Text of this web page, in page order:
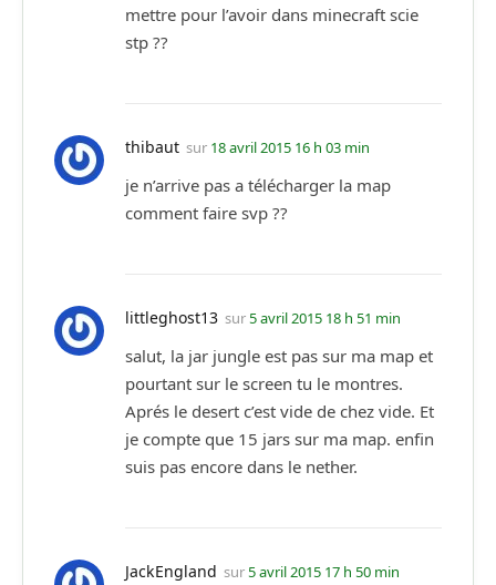
mettre pour l’avoir dans minecraft scie
stp ??
thibaut sur 18 avril 2015 16 h 03 min
je n’arrive pas a télécharger la map
comment faire svp ??
littleghost13 sur5 avril 2015 18 h 51 min
salut, la jar jungle est pas sur ma map et
pourtant sur le screen tu le montres.
Aprés le desert c’est vide de chez vide. Et
je compte que 15 jars sur ma map. enfin
suis pas encore dans le nether.
JackEngland sur5 avril 2015 17 h 50 min